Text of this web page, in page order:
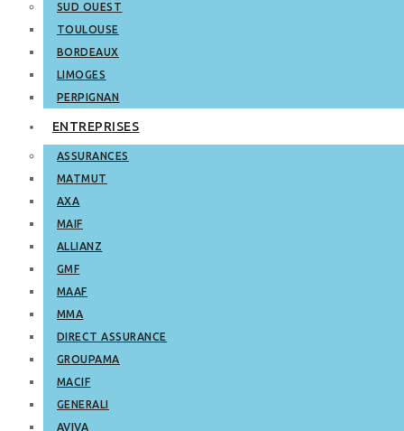
SUD OUEST
TOULOUSE
BORDEAUX
LIMOGES
PERPIGNAN
ENTREPRISES
ASSURANCES
MATMUT
AXA
MAIF
ALLIANZ
GMF
MAAF
MMA
DIRECT ASSURANCE
GROUPAMA
MACIF
GENERALI
AVIVA